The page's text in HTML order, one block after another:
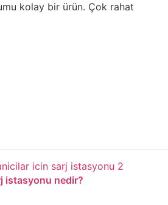
kolay bir ürün. Çok rahat
istasyonu nedir?